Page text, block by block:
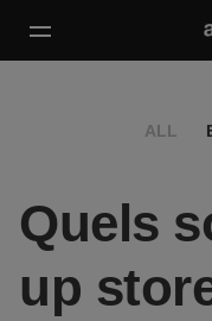
ALL
Quels
up